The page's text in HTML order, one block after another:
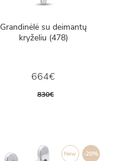
Grandinėlė su deimantų
kryželiu (478)
664€
830€
-20%
New